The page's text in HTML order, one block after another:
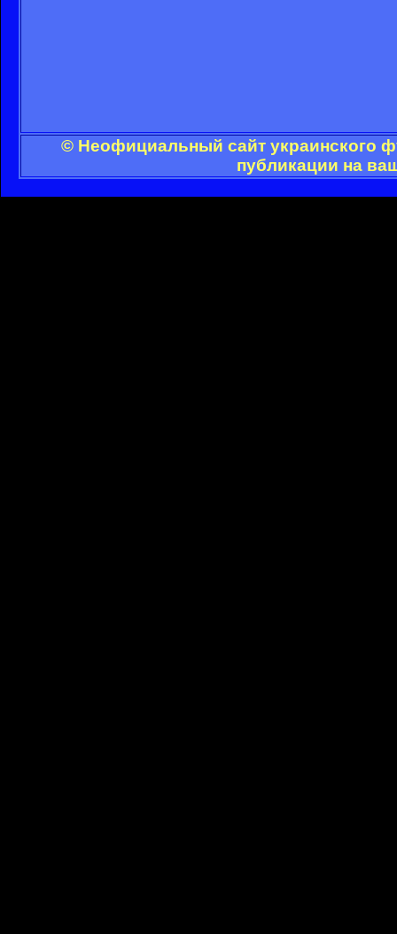
© Неофициальный сайт украинского
публикации на